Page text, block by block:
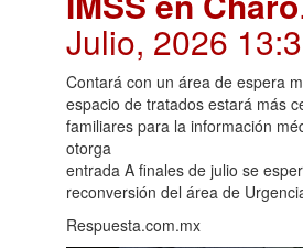
Julio, 2026
Contará con un área de espera
espacio de tratados estará más
familiares para la información
otorga
entrada A finales de julio se
reconversión del área de
Respuesta.com.mx